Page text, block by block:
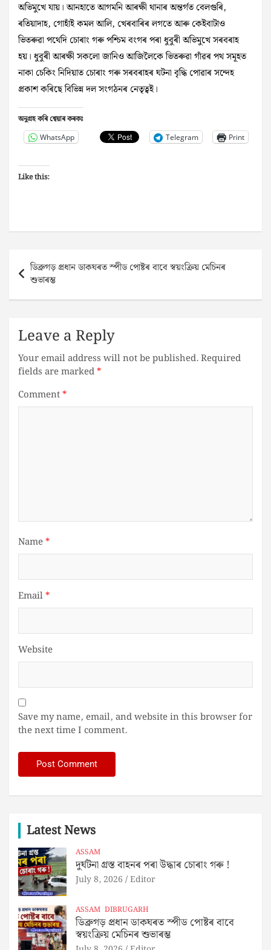
অভিমুখে যায়। আনহাতে আগমনি আৰক্ষী থানাৰ অন্তৰ্গত বেলগুৰি,
ৰতিয়াদাহ, গোহাঁই কমল আলি, খেৰবাৰিৰ লগতে আৰু কেইবাটাও
ভিতৰুৱা পথেদি চোৰাং গৰু পশ্চিম বংগৰ পৰা ধুবুৰী অভিমুখে সৰবৰাহ
হয়। ধুবুৰী আৰক্ষী সকলো জানিও আজিলৈকে ভিতৰুৱা গাঁৱৰ পথ সমূহত
নাকা চেকিং নিদিয়াত চোৰাং গৰু সৰবৰাহৰ ঘটনা বৃদ্ধি পোৱাৰ সন্দেহ
প্ৰকাশ কৰিছে বিভিন্ন দল সংগঠনৰ নেতৃত্বই।
অনুগ্ৰহ কৰি শ্বেয়াৰ কৰকঃ
WhatsApp Telegram Print
Like this:
Post
navigation
ডিব্ৰুগড় প্ৰধান ডাকঘৰত স্পীড পোষ্টৰ বাবে স্বয়ংক্ৰিয় মেচিনৰ
শুভাৰম্ভ
Leave a Reply
Your email address will not be published.Required
fields are marked*
Comment*
Name*
Email*
Website
Save my name, email, and website in this browser for
the next time I comment.
Latest News
ASSAM
দুৰ্ঘটনা গ্ৰস্ত বাহনৰ পৰা উদ্ধাৰ চোৰাং গৰু !
July 8, 2026 Editor
ASSAM DIBRUGARH
ডিব্ৰুগড় প্ৰধান ডাকঘৰত স্পীড পোষ্টৰ বাবে
স্বয়ংক্ৰিয় মেচিনৰ শুভাৰম্ভ